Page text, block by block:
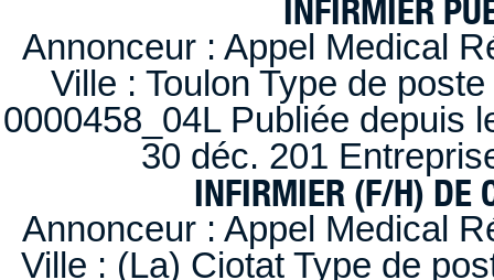
INFIRMIER
Annonceur : Appel Medical
Ville : Toulon Type de
0000458_04L Publiée depuis
30 déc. 201
INFIRMIER (F/H) DE
Annonceur : Appel Medical
Ville : (La) Ciotat Type de